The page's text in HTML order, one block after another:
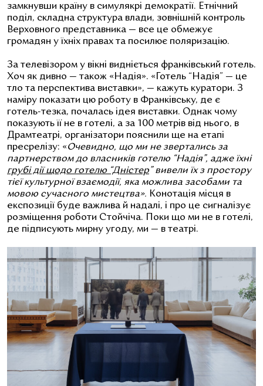
замкнувши країну в симулякрі демократії. Етнічний
поділ, складна структура влади, зовнішній контроль
Верховного представника — все це обмежує
громадян у їхніх правах та посилює поляризацію.
За телевізором у вікні видніється франківський готель.
Хоч як дивно — також «Надія». «Готель “Надія” — це
тло та перспектива виставки», — кажуть куратори. З
наміру показати цю роботу в Франківську, де є
готель-тезка, почалась ідея виставки. Однак чому
показують її не в готелі, а за 100 метрів від нього, в
Драмтеатрі, організатори пояснили ще на етапі
пресрелізу: «Очевидно, що ми незвертались за
партнерством до власників готелю “Надія”, адже їхні
грубі дії щодо готелю “Дністер” вивели їх з простору
тієї культурної взаємодії, яка можлива засобами та
мовою сучасного мистецтва». Конотація місця в
експозиції буде важлива й надалі, і про це сигналізує
розміщення роботи Стойчіча. Поки що ми не в готелі,
де підписують мирну угоду, ми — в театрі.